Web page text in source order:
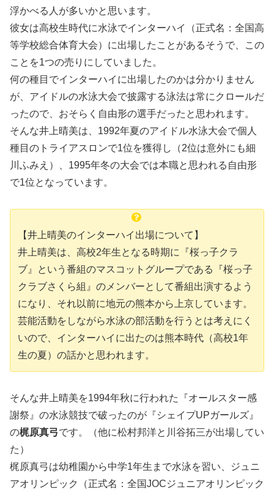
浮かべる人が多いかと思います。
彼女は高校生時代に水泳でインターハイ（正式名：全国高
等学校総合体育大会）に出場したことがあるそうで、この
ことを1つの売りにしていました。
何の種目でインターハイに出場したのかは分かりません
が、アイドルの水泳大会で披露する泳法は常にクロールだ
ったので、おそらく自由形の選手だったと思われます。
そんな井上晴美は、1992年夏のアイドル水泳大会で個人
種目のトライアスロンで1位を獲得し（2位は意外にも細
川ふみえ）、1995年冬の大会では本職と思われる自由形
で1位となっています。
【井上晴美のインターハイ出場について】
井上晴美は、高校2年生となる時期に『桜っ子クラ
ブ』という番組のマスコットグループである『桜っ子
クラブさくら組』のメンバーとして番組出演するよう
になり、それ以前に地元の熊本から上京しています。
芸能活動をしながら水泳の部活動を行うとは考えにく
いので、インターハイに出たのは熊本時代（高校1年
生の夏）の話かと思われます。
そんな井上晴美を1994年秋に行われた『オールスター感
謝祭』の水泳競技で破ったのが『シェイプUPガールズ』
の梶原真弓です。（他に松村邦洋と川谷拓三が出場してい
た）
梶原真弓は幼稚園から中学1年生まで水泳を習い、ジュニ
アオリンピック（正式名：全国JOCジュニアオリンピック